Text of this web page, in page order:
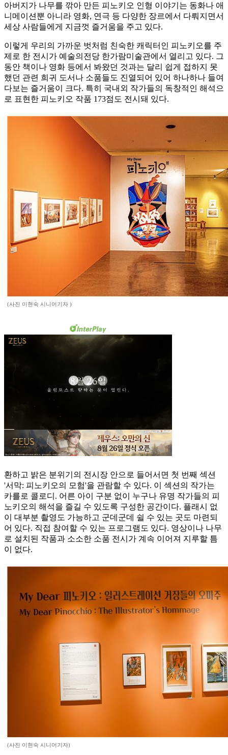
아버지가 나무를 깎아 만든 피노키오 인형 이야기는 동화나 애
니메이션뿐 아니라 영화, 연극 등 다양한 장르에서 다뤄지면서
세상 사람들에게 지금껏 즐거움을 주고 있다.
이렇게 우리의 가까운 벗처럼 친숙한 캐릭터인 피노키오를 주
제로 한 전시가 예술의전당 한가람미술관에서 열리고 있다. 그
동안 책이나 영화 등에서 봐왔던 것과는 달리 쉽게 접하지 못
했던 관련 희귀 도서나 소품들도 진열되어 있어 하나하나 들여
다보는 즐거움이 크다. 특히 국내외 작가들의 독창적인 해석으
로 표현한 피노키오 작품 173점도 전시돼 있다.
(사진 이현숙 시니어기자 )
환하고 밝은 분위기의 전시장 안으로 들어서면 첫 번째 섹션
'서막: 피노키오의 모험'을 관람할 수 있다. 이 섹션의 작가는
카를로 콜로디. 어른 아이 구분 없이 누구나 유명 작가들의 피
노키오의 해석을 즐길 수 있도록 구성한 공간이다. 플래시 없
이 대부분 촬영도 가능하고 군데군데 쉴 수 있는 곳도 마련되
어 있다. 직접 참여할 수 있는 프로그램도 있다. 영상이나 나무
로 설치된 작품과 소소한 소품 전시가 계속 이어져 지루할 틈
이 없다.
(사진 이현숙 시니어기자)